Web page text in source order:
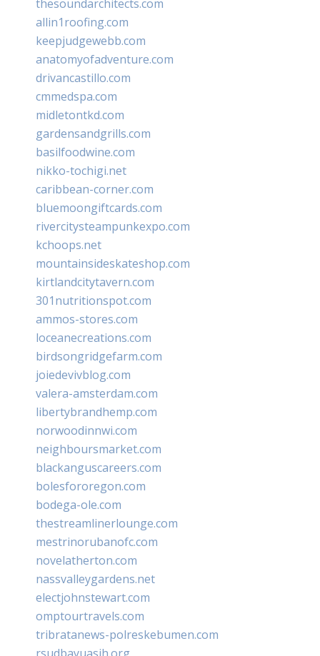
thesoundarchitects.com
allin1roofing.com
keepjudgewebb.com
anatomyofadventure.com
drivancastillo.com
cmmedspa.com
midletontkd.com
gardensandgrills.com
basilfoodwine.com
nikko-tochigi.net
caribbean-corner.com
bluemoongiftcards.com
rivercitysteampunkexpo.com
kchoops.net
mountainsideskateshop.com
kirtlandcitytavern.com
301nutritionspot.com
ammos-stores.com
loceanecreations.com
birdsongridgefarm.com
joiedevivblog.com
valera-amsterdam.com
libertybrandhemp.com
norwoodinnwi.com
neighboursmarket.com
blackanguscareers.com
bolesfororegon.com
bodega-ole.com
thestreamlinerlounge.com
mestrinorubanofc.com
novelatherton.com
nassvalleygardens.net
electjohnstewart.com
omptourtravels.com
tribratanews-polreskebumen.com